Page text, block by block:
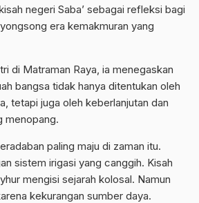
negeri Saba’ sebagai refleksi bagi
era kemakmuran yang
di Matraman Raya, ia menegaskan
bangsa tidak hanya ditentukan oleh
tetapi juga oleh keberlanjutan dan
menopang.
paling maju di zaman itu.
sistem irigasi yang canggih. Kisah
mengisi sejarah kolosal. Namun
kekurangan sumber daya.